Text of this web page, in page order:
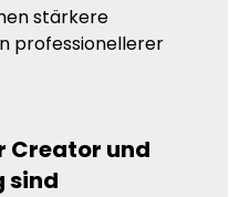
stärkere
professionellerer
Creator und
sind